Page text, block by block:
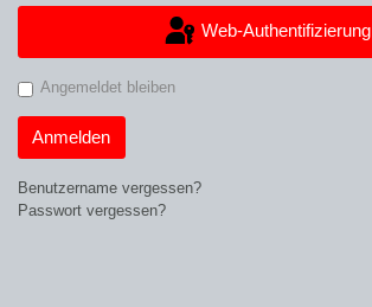
Web-Authentifizierung
Angemeldet bleiben
Anmelden
Benutzername vergessen?
Passwort vergessen?